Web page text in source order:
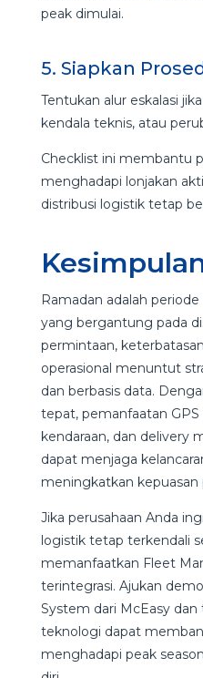
peak dimulai.
5. Siapkan
Tentukan alur eskalasi
kendala teknis, atau
Checklist ini membantu
menghadapi lonjakan
distribusi logistik tetap
Ramadan adalah
yang bergantung pada
permintaan,
operasional menuntut
dan berbasis data.
tepat, pemanfaatan
kendaraan, dan delivery
dapat menjaga
meningkatkan kepuasan
Jika perusahaan Anda
logistik tetap terkendali
memanfaatkan Fleet
terintegrasi. Ajukan
System dari McEasy
teknologi dapat
menghadapi peak